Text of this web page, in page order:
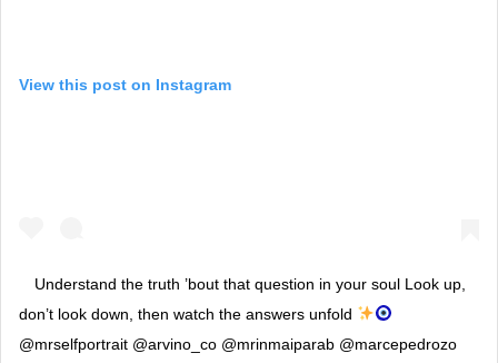
View this post on Instagram
Understand the truth ’bout that question in your soul Look up,
don’t look down, then watch the answers unfold
@mrselfportrait @arvino_co @mrinmaiparab @marcepedrozo